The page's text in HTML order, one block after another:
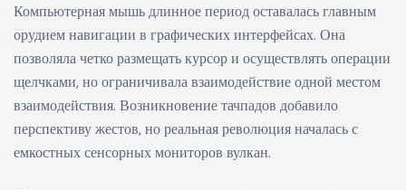
Компьютерная мышь длинное период оставалась главным
орудием навигации в графических интерфейсах. Она
позволяла четко размещать курсор и осуществлять операции
щелчками, но ограничивала взаимодействие одной местом
взаимодействия. Возникновение тачпадов добавило
перспективу жестов, но реальная революция началась с
емкостных сенсорных мониторов вулкан.